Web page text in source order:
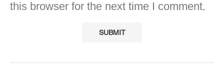
this browser for the next time I comment.